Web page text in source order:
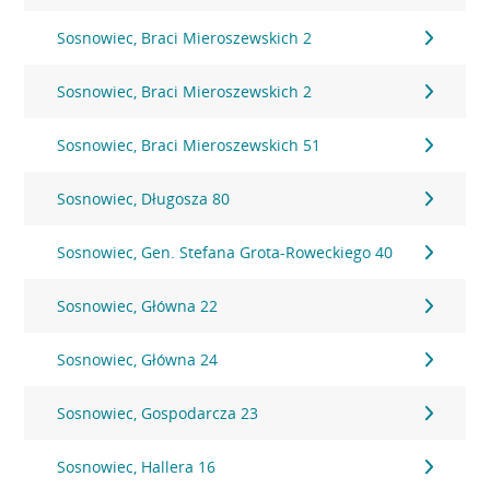
Sosnowiec, Braci Mieroszewskich 2
Sosnowiec, Braci Mieroszewskich 2
Sosnowiec, Braci Mieroszewskich 51
Sosnowiec, Długosza 80
Sosnowiec, Gen. Stefana Grota-Roweckiego 40
Sosnowiec, Główna 22
Sosnowiec, Główna 24
Sosnowiec, Gospodarcza 23
Sosnowiec, Hallera 16